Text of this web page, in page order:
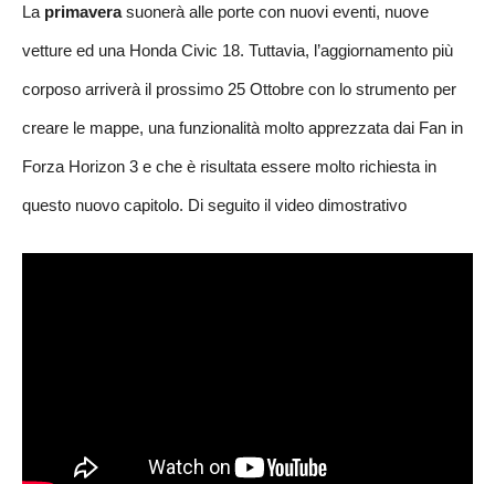
La primaverasuonerà alle porte con nuovi eventi, nuove
vetture ed una Honda Civic 18. Tuttavia, l’aggiornamento più
corposo arriverà il prossimo 25 Ottobre con lo strumento per
creare le mappe, una funzionalità molto apprezzata dai Fan in
Forza Horizon 3 e che è risultata essere molto richiesta in
questo nuovo capitolo. Di seguito il video dimostrativo